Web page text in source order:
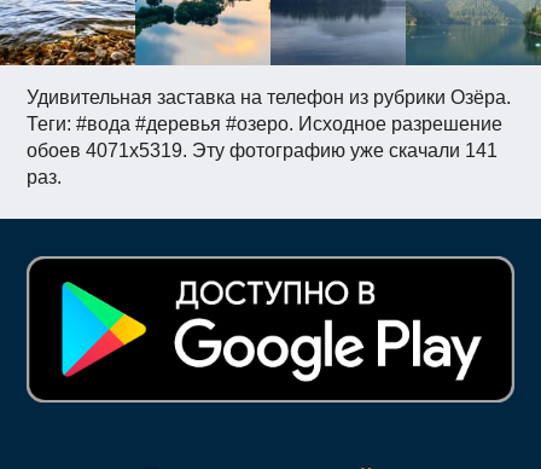
Удивительная заставка на телефон из рубрики Озёра.
Теги: #вода #деревья #озеро. Исходное разрешение
обоев 4071x5319. Эту фотографию уже скачали 141
раз.